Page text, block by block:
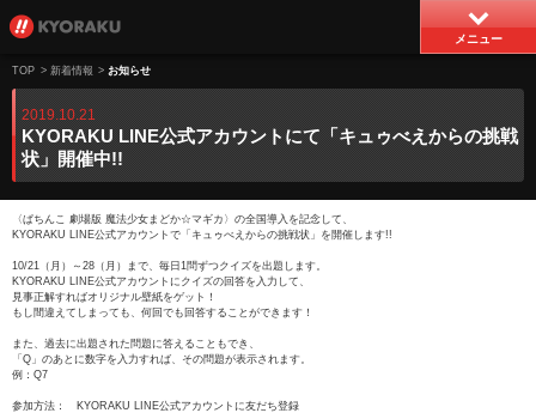
メニュー
TOP > 新着情報 > お知らせ
2019.10.21
KYORAKU LINE公式アカウントにて「キュゥべえからの挑戦
状」開催中!!
〈ぱちんこ 劇場版 魔法少女まどか☆マギカ〉の全国導入を記念して、
KYORAKU LINE公式アカウントで「キュゥべえからの挑戦状」を開催します!!
10/21（月）～28（月）まで、毎日1問ずつクイズを出題します。
KYORAKU LINE公式アカウントにクイズの回答を入力して、
見事正解すればオリジナル壁紙をゲット！
もし間違えてしまっても、何回でも回答することができます！
また、過去に出題された問題に答えることもでき、
「Q」のあとに数字を入力すれば、その問題が表示されます。
例：Q7
参加方法： KYORAKU LINE公式アカウントに友だち登録